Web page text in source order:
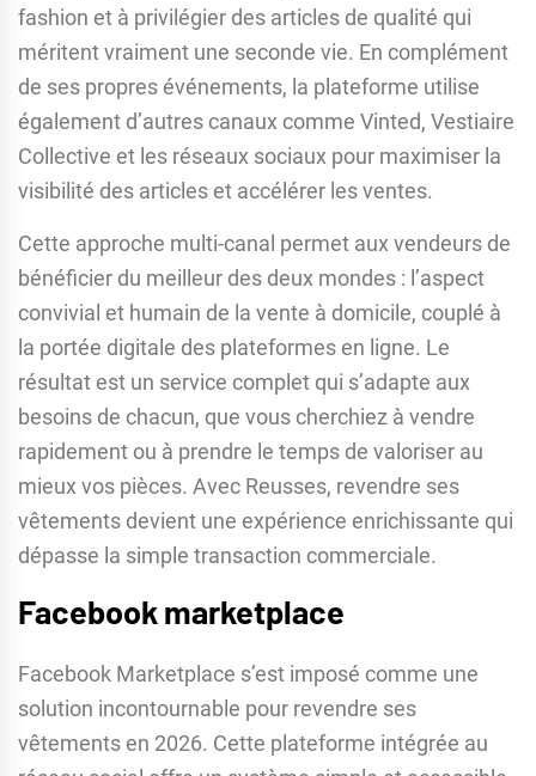
fashion et à privilégier des articles de qualité qui
méritent vraiment une seconde vie. En complément
de ses propres événements, la plateforme utilise
également d’autres canaux comme Vinted, Vestiaire
Collective et les réseaux sociaux pour maximiser la
visibilité des articles et accélérer les ventes.
Cette approche multi-canal permet aux vendeurs de
bénéficier du meilleur des deux mondes : l’aspect
convivial et humain de la vente à domicile, couplé à
la portée digitale des plateformes en ligne. Le
résultat est un service complet qui s’adapte aux
besoins de chacun, que vous cherchiez à vendre
rapidement ou à prendre le temps de valoriser au
mieux vos pièces. Avec Reusses, revendre ses
vêtements devient une expérience enrichissante qui
dépasse la simple transaction commerciale.
Facebook marketplace
Facebook Marketplace s’est imposé comme une
solution incontournable pour revendre ses
vêtements en 2026. Cette plateforme intégrée au